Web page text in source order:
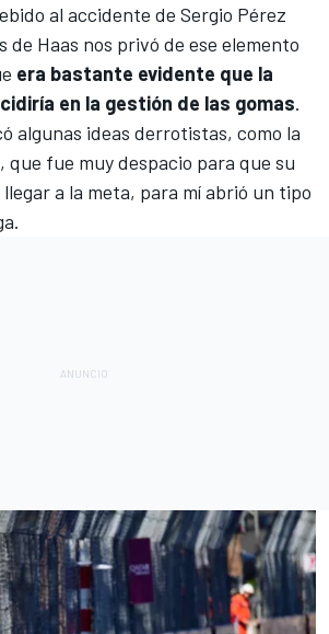
al accidente de Sergio Pérez
de Haas nos privó de ese elemento
era bastante evidente que la
en la gestión de las gomas.
algunas ideas derrotistas, como la
, que fue muy despacio para que su
a la meta, para mí abrió un tipo